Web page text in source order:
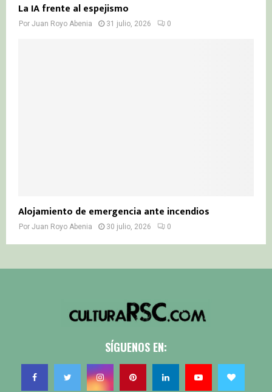
La IA frente al espejismo
Por Juan Royo Abenia 31 julio, 2026 0
Alojamiento de emergencia ante incendios
Por Juan Royo Abenia 30 julio, 2026 0
SÍGUENOS EN: